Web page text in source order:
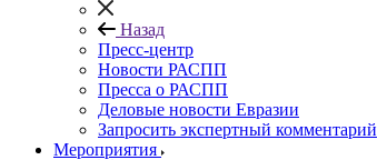
Назад
Пресс-центр
Новости РАСПП
Пресса о РАСПП
Деловые новости Евразии
Запросить экспертный комментарий
Мероприятия